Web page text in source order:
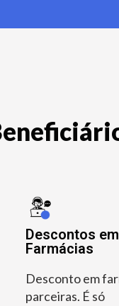
Descontos em
Farmácias
Desconto em
parceiras. É só